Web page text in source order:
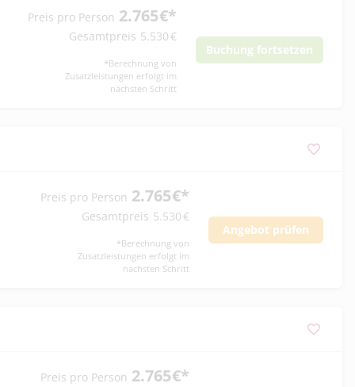
Preis pro Person 2.765€*
Gesamtpreis 5.530€
*Berechnung von
Zusatzleistungen erfolgt im
nächsten Schritt
Buchung fortsetzen
Preis pro Person 2.765€*
Gesamtpreis 5.530€
*Berechnung von
Zusatzleistungen erfolgt im
nächsten Schritt
Angebot prüfen
Preis pro Person 2.765€*